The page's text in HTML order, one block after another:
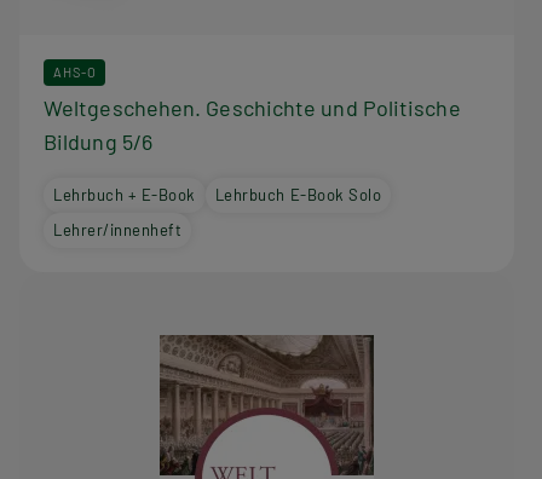
AHS-O
Weltgeschehen. Geschichte und Politische
Bildung 5/6
Lehrbuch + E-Book
Lehrbuch E-Book Solo
Lehrer/innenheft